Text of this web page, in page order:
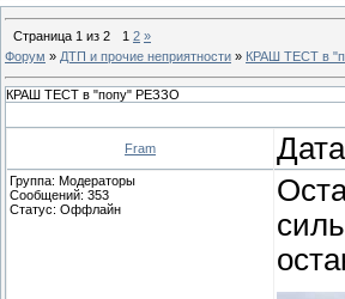
Страница 1 из 2 1 2 »
Форум » ДТП и прочие неприятности » КРАШ ТЕСТ в
КРАШ ТЕСТ в "попу" РЕЗЗО
Fram
Группа: Модераторы
Сообщений: 353
Статус: Оффлайн